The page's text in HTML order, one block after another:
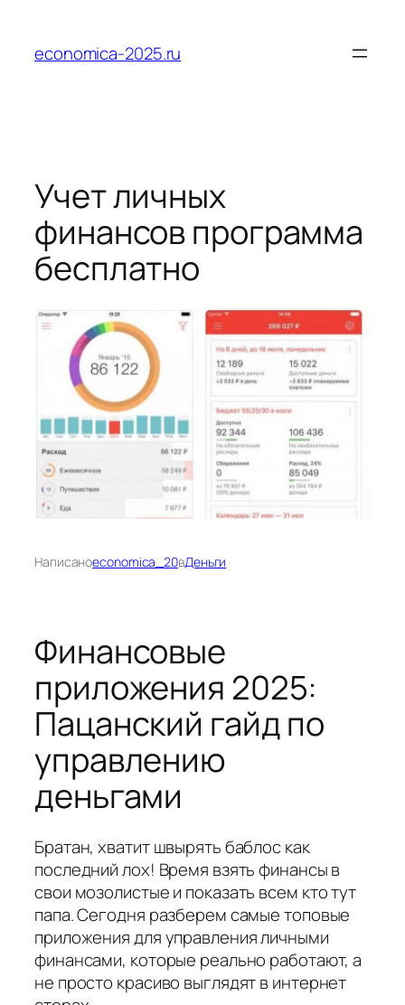
содержимому
economica-2025.ru
Учет личных
финансов программа
бесплатно
Написаноeconomica_20вДеньги
Финансовые
приложения 2025:
Пацанский гайд по
управлению
деньгами
Братан, хватит швырять баблос как
последний лох! Время взять финансы в
свои мозолистые и показать всем кто тут
папа. Сегодня разберем самые топовые
приложения для управления личными
финансами, которые реально работают, а
не просто красиво выглядят в интернет